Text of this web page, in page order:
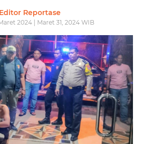
Editor Reportase
2024 | Maret 31, 2024 WIB